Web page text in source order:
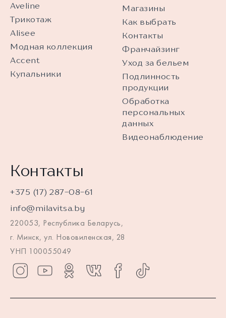
Aveline
Трикотаж
Alisee
Модная коллекция
Accent
Купальники
Магазины
Как выбрать
Контакты
Франчайзинг
Уход за бельем
Подлинность
продукции
Обработка
персональных
данных
Видеонаблюдение
Контакты
+375 (17) 287-08-61
info@milavitsa.by
220053, Республика Беларусь,
г. Минск, ул. Нововиленская, 28
УНП 100055049